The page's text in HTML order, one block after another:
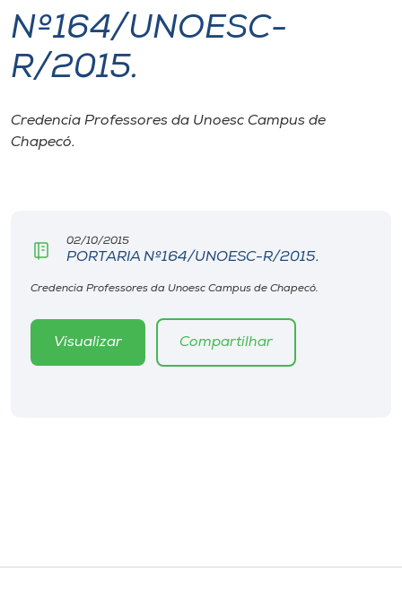
I.nova
Cultura
Biblioteca
Rádio
Nº164/UNOESC-
R/2015.
Credencia Professores da Unoesc Campus de
Chapecó.
02/10/2015
PORTARIA Nº164/UNOESC-R/2015.
Credencia Professores da Unoesc Campus de Chapecó.
Visualizar Compartilhar